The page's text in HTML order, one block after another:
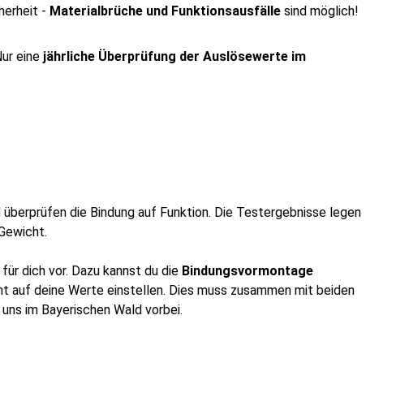
- Materialbrüche und Funktionsausfälle sind möglich!
eine jährliche Überprüfung der Auslösewerte im
die Bindung auf Funktion. Die Testergebnisse legen
dich vor. Dazu kannst du die Bindungsvormontage
auf deine Werte einstellen. Dies muss zusammen mit beiden
im Bayerischen Wald vorbei.